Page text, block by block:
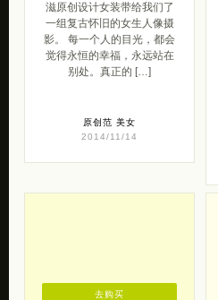
滋原创设计女装带给我们了
一组复古怀旧的女生人像摄
影。 每一个人的目光，都会
觉得永恒的幸福，永远站在
别处。真正的 […]
原创范 美女
2014/11/14
去购买